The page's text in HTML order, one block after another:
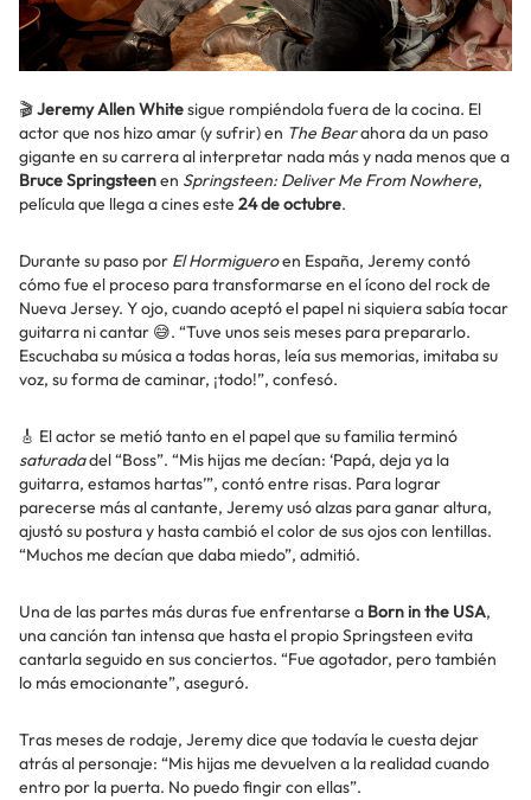
🎬Jeremy Allen Whitesigue rompiéndola fuera de la cocina. El
actor que nos hizo amar (y sufrir) en The Bearahora da un paso
gigante en su carrera al interpretar nada más y nada menos que a
Bruce Springsteenen Springsteen: Deliver Me From Nowhere,
película que llega a cines este 24 de octubre.
Durante su paso por El Hormigueroen España, Jeremy contó
cómo fue el proceso para transformarse en el ícono del rock de
Nueva Jersey. Y ojo, cuando aceptó el papel ni siquiera sabía tocar
guitarra ni cantar 😅. “Tuve unos seis meses para prepararlo.
Escuchaba su música a todas horas, leía sus memorias, imitaba su
voz, su forma de caminar, ¡todo!”, confesó.
🎸 El actor se metió tanto en el papel que su familia terminó
saturadadel “Boss”. “Mis hijas me decían: ‘Papá, deja ya la
guitarra, estamos hartas’”, contó entre risas. Para lograr
parecerse más al cantante, Jeremy usó alzas para ganar altura,
ajustó su postura y hasta cambió el color de sus ojos con lentillas.
“Muchos me decían que daba miedo”, admitió.
Una de las partes más duras fue enfrentarse a Born in the USA,
una canción tan intensa que hasta el propio Springsteen evita
cantarla seguido en sus conciertos. “Fue agotador, pero también
lo más emocionante”, aseguró.
Tras meses de rodaje, Jeremy dice que todavía le cuesta dejar
atrás al personaje: “Mis hijas me devuelven a la realidad cuando
entro por la puerta. No puedo fingir con ellas”.